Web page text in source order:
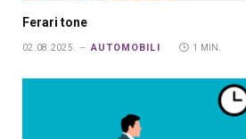
Ferari tone
02.08.2025. AUTOMOBILI 1 MIN.